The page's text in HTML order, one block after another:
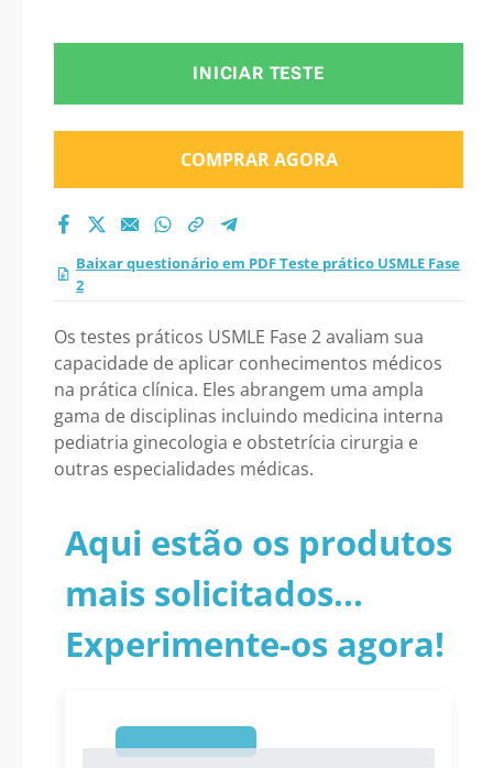
INICIAR TESTE
COMPRAR AGORA
Baixar questionário em PDF Teste prático USMLE Fase
2
Os testes práticos USMLE Fase 2 avaliam sua
capacidade de aplicar conhecimentos médicos
na prática clínica. Eles abrangem uma ampla
gama de disciplinas incluindo medicina interna
pediatria ginecologia e obstetrícia cirurgia e
outras especialidades médicas.
Aqui estão os produtos
mais solicitados...
Experimente-os agora!